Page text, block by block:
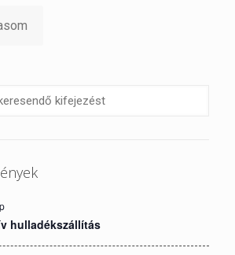
hulladékszállítás